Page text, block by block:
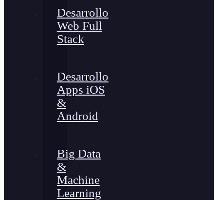
Desarrollo
Web Full
Stack
Desarrollo
Apps iOS
&
Android
Big Data
&
Machine
Learning